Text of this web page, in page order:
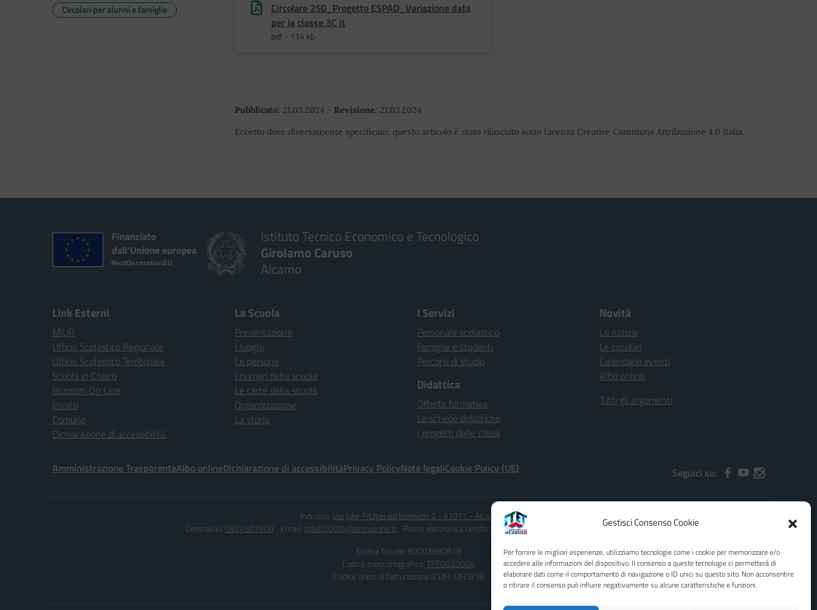
Gestisci Consenso Cookie
Per fornire le migliori esperienze, utilizziamo tecnologie come i cookie per memorizzare e/o
accedere alle informazioni del dispositivo. Il consenso a queste tecnologie ci permetterà di
elaborare dati come il comportamento di navigazione o ID unici su questo sito. Non acconsentire
o ritirare il consenso può influire negativamente su alcune caratteristiche e funzioni.
Circolare 250_Progetto ESPAD_Variazione data
per la classe 3C it
pdf - 114 kb
Pubblicato: 21.03.2024 - Revisione: 21.03.2024
Eccetto dove diversamente specificato, questo articolo è stato rilasciato sotto Licenza Creative Commons Attribuzione 4.0 Italia.
Circolari per alunni e famiglie
Istituto Tecnico Economico e Tecnologico
Girolamo Caruso
Alcamo
Link Esterni
MIUR
Ufficio Scolastico Regionale
Ufficio Scolastico Territoriale
Scuola in Chiaro
Iscrizioni On Line
Invalsi
Comune
Dichiarazione di accessibilità
La Scuola
Presentazione
I luoghi
Le persone
I numeri della scuola
Le carte della scuola
Organizzazione
La storia
I Servizi
Personale scolastico
Famiglie e studenti
Percorsi di studio
Didattica
Offerta formativa
Le schede didattiche
I progetti delle classi
Novità
Le notizie
Le circolari
Calendario eventi
Albo online
Tutti gli argomenti
Amministrazione TrasparenteAlbo onlineDichiarazione di accessibilitàPrivacy PolicyNote legaliCookie Policy (UE) Seguici su:
Indirizzo: Via John Fitzgerald Kennedy 2 - 91011 - Alcamo (TP)
Centralino: 0924507600 Email: tptd02000x@istruzione.it Posta elettronica certificata (PEC):tptd02000x@pec.istruzione.it
Codice fiscale: 80003680818
Codice meccanografico:TPTD02000X
Codice unico di fatturazione (CUF): UFCB1B